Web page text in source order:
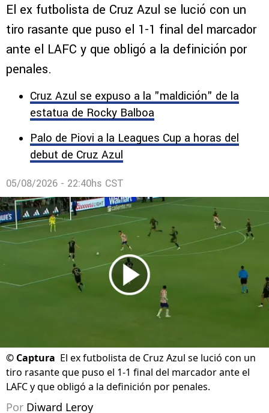
El ex futbolista de Cruz Azul se lució con un
tiro rasante que puso el 1-1 final del marcador
ante el LAFC y que obligó a la definición por
penales.
Cruz Azul se expuso a la "maldición" de la
estatua de Rocky Balboa
Palo de Piovi a la Leagues Cup a horas del
debut de Cruz Azul
05/08/2026 - 22:40hs CST
© Captura El ex futbolista de Cruz Azul se lució con un
tiro rasante que puso el 1-1 final del marcador ante el
LAFC y que obligó a la definición por penales.
Por Diward Leroy